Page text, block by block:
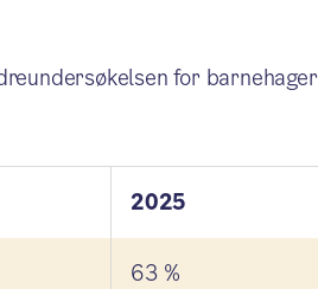
for barnehager
2025
63 %